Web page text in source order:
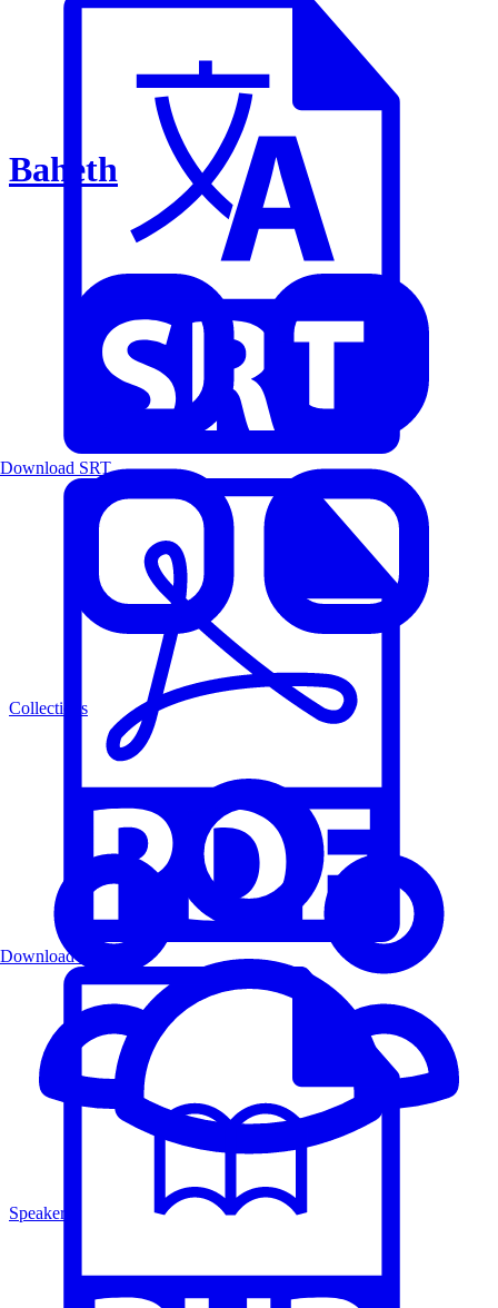
Baheth
Collections
Speakers
Download SRT
Download PDF